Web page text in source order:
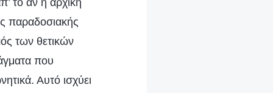
το αν η αρχική
παραδοσιακής
των θετικών
που
Αυτό ισχύει